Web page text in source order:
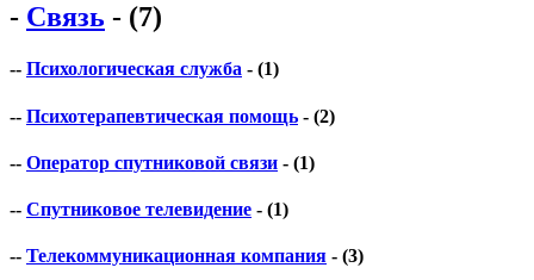
- Связь - (7)
-- Психологическая служба - (1)
-- Психотерапевтическая помощь - (2)
-- Оператор спутниковой связи - (1)
-- Спутниковое телевидение - (1)
-- Телекоммуникационная компания - (3)